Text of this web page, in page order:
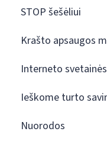
STOP šešėliui
Krašto apsaugos
Interneto
Ieškome turto
Nuorodos